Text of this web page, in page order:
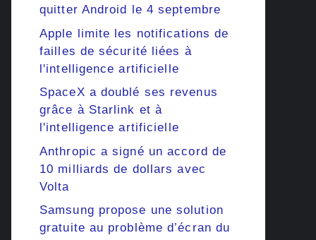
quitter Android le 4 septembre
Apple limite les notifications de
failles de sécurité liées à
l'intelligence artificielle
SpaceX a doublé ses revenus
grâce à Starlink et à
l'intelligence artificielle
Anthropic a signé un accord de
10 milliards de dollars avec
Volta
Samsung propose une solution
gratuite au problème d’écran du